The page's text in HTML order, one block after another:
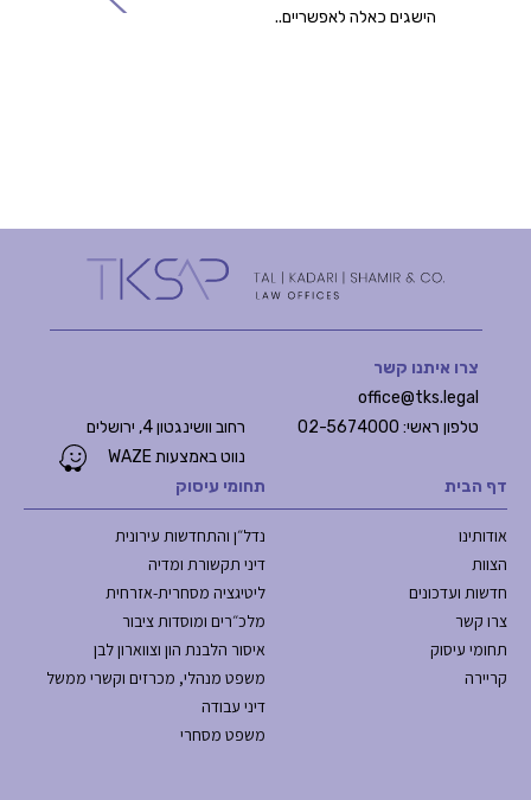
הישגים כאלה לאפשריים..
דף הבית
אודותינו
הצוות
חדשות ועדכונים
צרו קשר
תחומי עיסוק
קריירה
תחומי עיסוק
נדל״ן והתחדשות עירונית
דיני תקשורת ומדיה
ליטיגציה מסחרית-אזרחית
מלכ״רים ומוסדות ציבור
איסור הלבנת הון וצווארון לבן
משפט מנהלי, מכרזים וקשרי ממשל
דיני עבודה
משפט מסחרי
צרו איתנו קשר
office@tks.legal
טלפון ראשי: 02-5674000
רחוב וושינגטון 4, ירושלים
נווט באמצעות WAZE